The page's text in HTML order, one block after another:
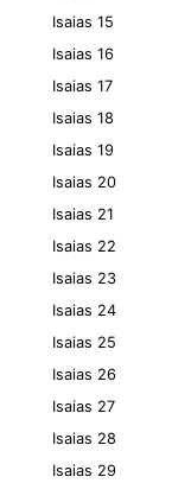
Isaias 15
Isaias 16
Isaias 17
Isaias 18
Isaias 19
Isaias 20
Isaias 21
Isaias 22
Isaias 23
Isaias 24
Isaias 25
Isaias 26
Isaias 27
Isaias 28
Isaias 29